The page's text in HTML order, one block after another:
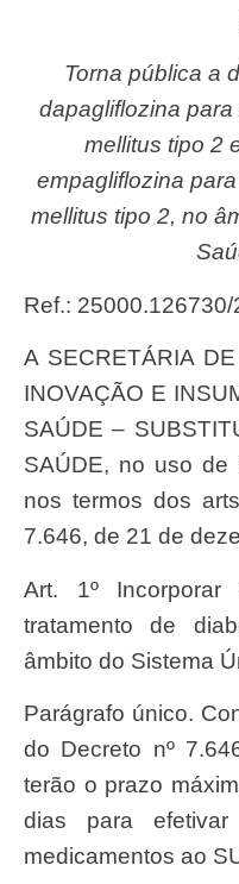
Torna pública a decisão de incorporar a
dapagliflozina
mellitus tipo 2
empagliflozina
mellitus tipo 2, no
Ref.:
A SECRETÁRIA DE CIÊNCIA, TECNOLOGIA,
INOVAÇÃO E
SAÚDE –
SAÚDE, no uso de
nos termos dos
7.646, de 21 de
Art. 1º Incorporar a dapagliflozina para o
tratamento de
âmbito do Sistema
Parágrafo único. Conforme determina o art. 25,
do Decreto nº
terão o prazo
dias para
medicamentos ao